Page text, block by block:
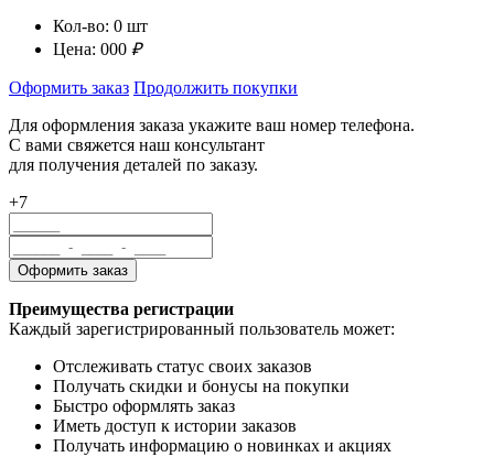
Кол-во: 0 шт
Цена: 000 ₽
Оформить заказ Продолжить покупки
Для оформления заказа укажите ваш номер телефона.
С вами свяжется наш консультант
для получения деталей по заказу.
+7
Преимущества регистрации
Каждый зарегистрированный пользователь может:
Отслеживать статус своих заказов
Получать скидки и бонусы на покупки
Быстро оформлять заказ
Иметь доступ к истории заказов
Получать информацию о новинках и акциях